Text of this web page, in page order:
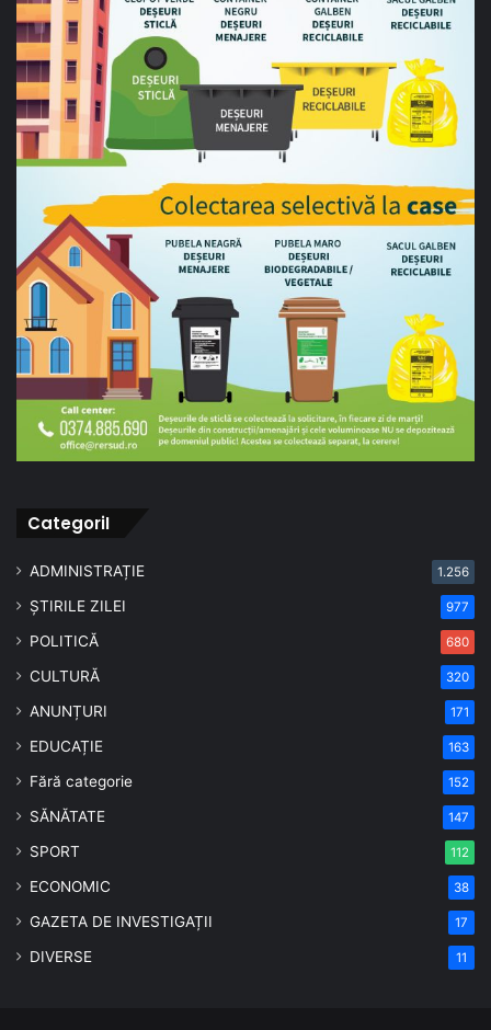
CategoriI
ADMINISTRAȚIE 1.256
ȘTIRILE ZILEI 977
POLITICĂ 680
CULTURĂ 320
ANUNȚURI 171
EDUCAȚIE 163
Fără categorie 152
SĂNĂTATE 147
SPORT 112
ECONOMIC 38
GAZETA DE INVESTIGAȚII 17
DIVERSE 11